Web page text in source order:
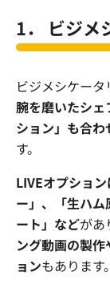
1． ビジメ
ビジメシケータ
腕を磨いたシ
ション」も合
す。
LIVEオプショ
ー」、「生ハ
ート」などがあ
ング動画の製
ョンもあります。